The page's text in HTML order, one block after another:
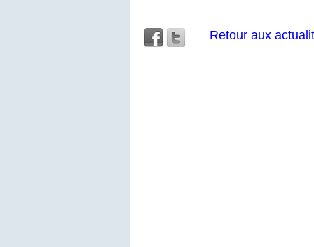
Retour aux